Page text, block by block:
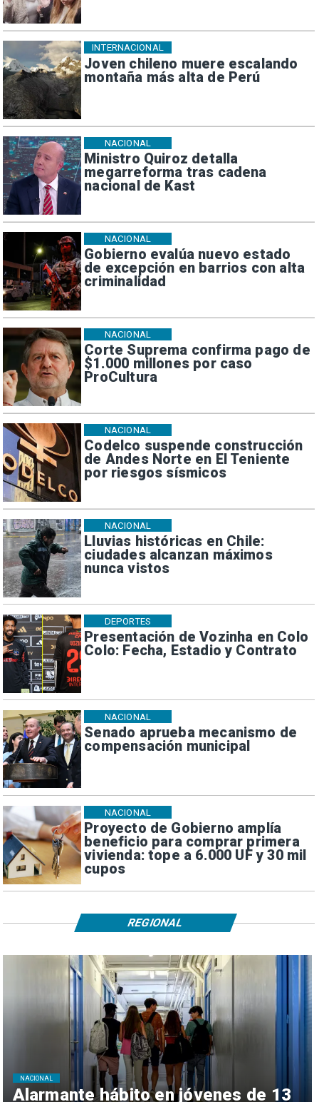
Joven chileno muere escalando
montaña más alta de Perú
INTERNACIONAL
Ministro Quiroz detalla
megarreforma tras cadena
nacional de Kast
NACIONAL
Gobierno evalúa nuevo estado
de excepción en barrios con alta
criminalidad
NACIONAL
Corte Suprema confirma pago de
$1.000 millones por caso
ProCultura
NACIONAL
Codelco suspende construcción
de Andes Norte en El Teniente
por riesgos sísmicos
NACIONAL
Lluvias históricas en Chile:
ciudades alcanzan máximos
nunca vistos
NACIONAL
Presentación de Vozinha en Colo
Colo: Fecha, Estadio y Contrato
DEPORTES
Senado aprueba mecanismo de
compensación municipal
NACIONAL
Proyecto de Gobierno amplía
beneficio para comprar primera
vivienda: tope a 6.000 UF y 30 mil
cupos
NACIONAL
Alarmante hábito en jóvenes de 13
NACIONAL
REGIONAL